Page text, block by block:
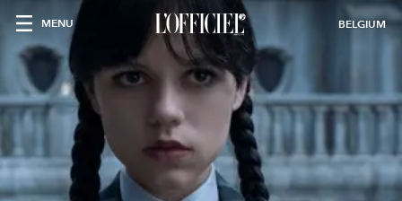
MENU BELGIUM